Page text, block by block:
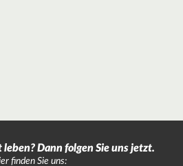
Dann folgen Sie uns jetzt.
finden Sie uns: